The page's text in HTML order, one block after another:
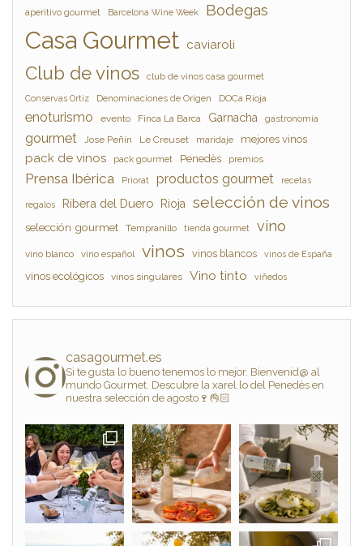
aperitivo gourmet Barcelona Wine Week Bodegas
Casa Gourmet caviaroli
Club de vinos club de vinos casa gourmet
Conservas Ortiz Denominaciones de Origen DOCa Rioja
enoturismo evento Finca La Barca Garnacha gastronomía
gourmet Jose Peñín Le Creuset maridaje mejores vinos
pack de vinos pack gourmet Penedès premios
Prensa Ibérica Priorat productos gourmet recetas
regalos Ribera del Duero Rioja selección de vinos
selección gourmet Tempranillo tienda gourmet vino
vino blanco vino español vinos vinos blancos vinos de España
vinos ecológicos vinos singulares Vino tinto viñedos
casagourmet.es
Si te gusta lo bueno tenemos lo mejor. Bienvenid@ al
mundo Gourmet. Descubre la xarel.lo del Penedès en
nuestra selección de agosto🍷👌🏻